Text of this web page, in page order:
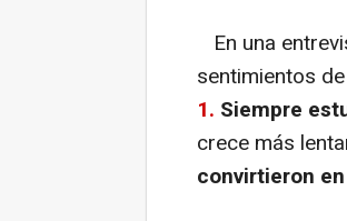
En una
sentimientos
1. Siempre
crece más
convirtieron